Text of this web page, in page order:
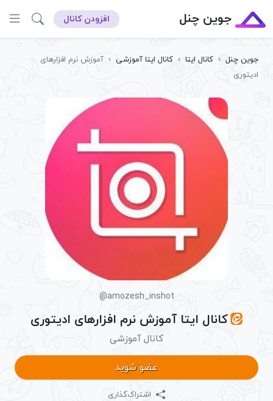
جوین چنل افزودن کانال
جوین چنل › کانال ایتا › کانال ایتا آموزشی › آموزش نرم افزارهای
ادیتوری
@amozesh_inshot
کانال ایتا آموزش نرم افزارهای ادیتوری
کانال آموزشی
عضو شوید
اشتراک‌گذاری